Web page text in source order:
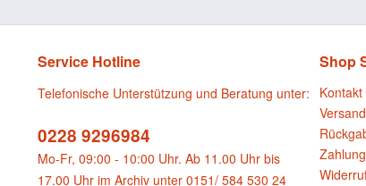
Service Hotline
Telefonische Unterstützung und Beratung unter:
0228 9296984
Mo-Fr, 09:00 - 10:00 Uhr. Ab 11.00 Uhr bis
17.00 Uhr im Archiv unter 0151/ 584 530 24
Shop